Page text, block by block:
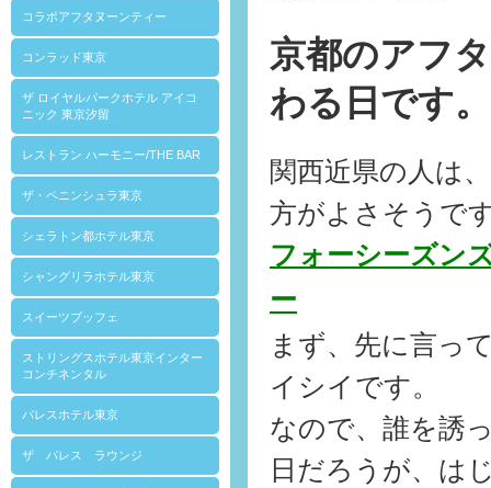
コラボアフタヌーンティー
コンラッド東京
ザ ロイヤルパークホテル アイコ
ニック 東京汐留
レストラン ハーモニー/THE BAR
ザ・ペニンシュラ東京
シェラトン都ホテル東京
シャングリラホテル東京
スイーツブッフェ
ストリングスホテル東京インター
コンチネンタル
パレスホテル東京
ザ パレス ラウンジ
京都のアフ
わる日です
関西近県の人は
方がよさそうで
フォーシーズン
ー
まず、先に言っ
イシイです。
なので、誰を誘
日だろうが、は